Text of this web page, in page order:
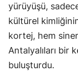
yürüyüşü,
kültürel
kortej, hem
Antalyalıları bir
buluşturdu.